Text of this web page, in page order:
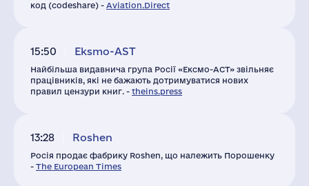
код (codeshare) - Aviation.Direct
15:50 Eksmo-AST
Найбільша видавнича група Росії «Ексмо-АСТ» звільняє
працівників, які не бажають дотримуватися нових
правил цензури книг. - theins.press
13:28 Roshen
Росія продає фабрику Roshen, що належить Порошенку
- The European Times